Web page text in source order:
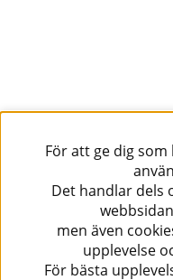
För att ge dig
Det handlar dels
men även
upplevelse
För bästa